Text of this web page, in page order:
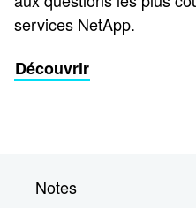
services NetApp.
Découvrir
Notes